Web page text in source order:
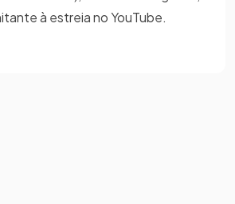
à estreia no YouTube.